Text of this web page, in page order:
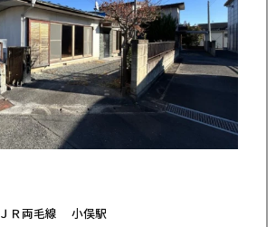
ＪＲ両毛線 小俣駅